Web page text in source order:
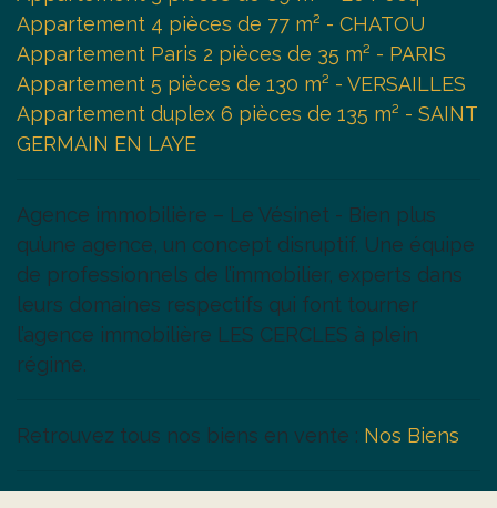
Appartement 4 pièces de 77 m² - CHATOU
Appartement Paris 2 pièces de 35 m² - PARIS
Appartement 5 pièces de 130 m² - VERSAILLES
Appartement duplex 6 pièces de 135 m² - SAINT
GERMAIN EN LAYE
Agence immobilière – Le Vésinet - Bien plus
qu’une agence, un concept disruptif. Une équipe
de professionnels de l’immobilier, experts dans
leurs domaines respectifs qui font tourner
l’agence immobilière LES CERCLES à plein
régime.
Retrouvez tous nos biens en vente : Nos Biens